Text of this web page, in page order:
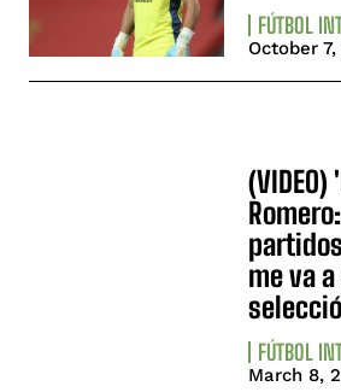
FÚTBOL
October 7,
me va
FÚTBOL
March 8,